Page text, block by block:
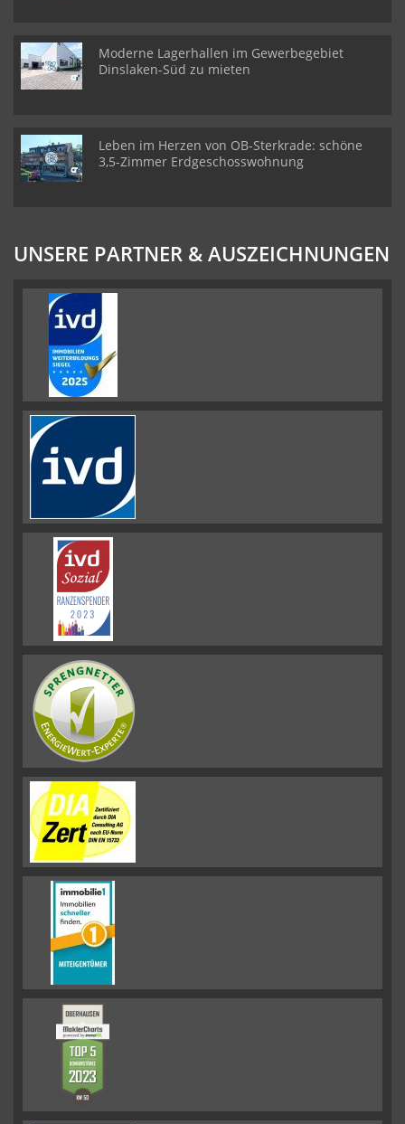
Moderne Lagerhallen im Gewerbegebiet
Dinslaken-Süd zu mieten
Leben im Herzen von OB-Sterkrade: schöne
3,5-Zimmer Erdgeschosswohnung
UNSERE PARTNER & AUSZEICHNUNGEN